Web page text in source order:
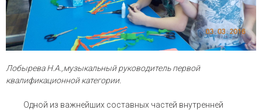
Лобырева Н.А.,музыкальный руководитель первой
квалификационной категории.
Одной из важнейших составных частей внутренней